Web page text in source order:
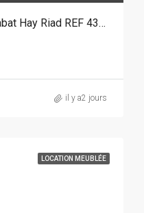
Location Appartement À Rabat Hay Riad REF 4383
il y a2 jours
LOCATION MEUBLÉE